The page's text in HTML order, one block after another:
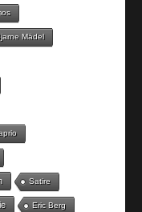
Mädel
Satire
Eric Berg